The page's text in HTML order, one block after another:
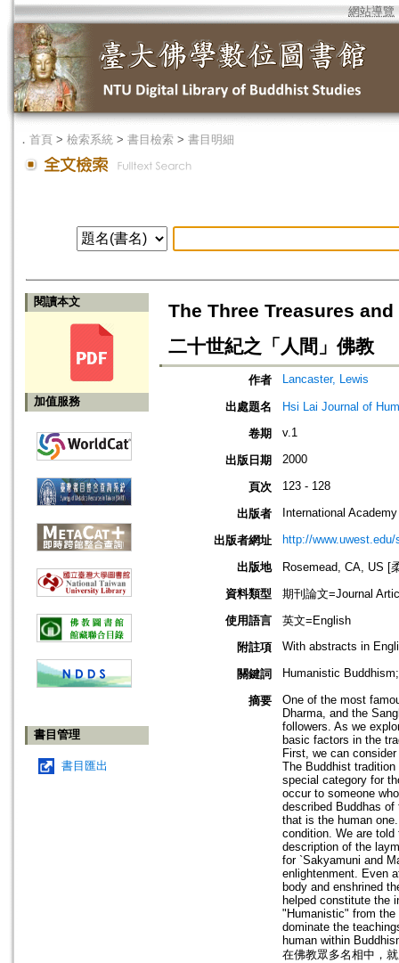
網站導覽
． 首頁 > 檢索系統 > 書目檢索 > 書目明細
閱讀本文
加值服務
書目管理
書目匯出
The Three Treasures
二十世紀之「人間」佛教
作者 Lancaster, Lewis
出處題名
Hsi Lai Journal of
卷期
v.1
出版日期 2000
頁次 123 - 128
出版者 International
出版者網址 http://www.uwest.edu/
出版地
Rosemead, CA, US [
資料類型
期刊論文=Journal
使用語言
英文=English
附註項
With abstracts in
關鍵詞 Humanistic
摘要
One of the most
Dharma, and the
followers. As we
basic factors in the
First, we can
The Buddhist
special category for
occur to someone
described Buddhas
that is the human
condition. We are
description of the
for `Sakyamuni and
enlightenment. Even
body and enshrined
helped constitute the
"Humanistic" from
dominate the
human within
在佛教眾多名相中，